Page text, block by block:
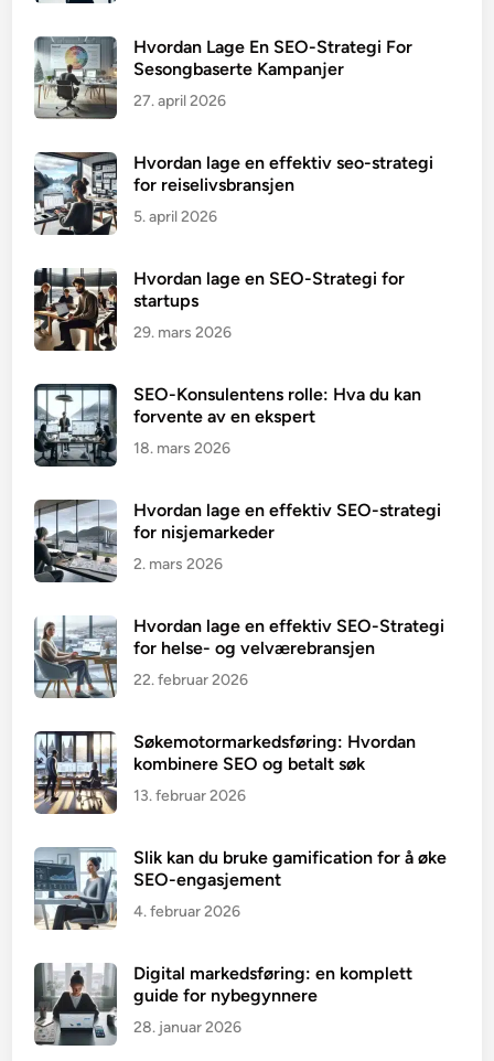
Hvordan Lage En SEO-Strategi For
Sesongbaserte Kampanjer
27. april 2026
Hvordan lage en effektiv seo-strategi
for reiselivsbransjen
5. april 2026
Hvordan lage en SEO-Strategi for
startups
29. mars 2026
SEO-Konsulentens rolle: Hva du kan
forvente av en ekspert
18. mars 2026
Hvordan lage en effektiv SEO-strategi
for nisjemarkeder
2. mars 2026
Hvordan lage en effektiv SEO-Strategi
for helse- og velværebransjen
22. februar 2026
Søkemotormarkedsføring: Hvordan
kombinere SEO og betalt søk
13. februar 2026
Slik kan du bruke gamification for å øke
SEO-engasjement
4. februar 2026
Digital markedsføring: en komplett
guide for nybegynnere
28. januar 2026